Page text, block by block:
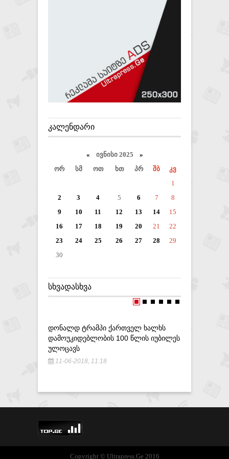
ᲙᲐᲚᲔᲜᲓᲐᲠᲘ
« ივნისი 2025 »
ორ
სმ ოთ ხთ პრ შბ
კვ
1
2
3 4 5 6 7
8
9
10 11 12 13 14
15
16
17 18 19 20 21
22
23
24 25 26 27 28
29
30
ᲡᲮᲕᲐᲓᲐᲡᲮᲕᲐ
ᲓᲝᲜᲐᲚᲓ ᲢᲠᲐᲛᲞᲘ ᲥᲐᲠᲗᲕᲔᲚ ᲮᲐᲚᲮᲡ
ᲓᲐᲛᲝᲣᲙᲘᲓᲔᲑᲚᲝᲑᲘᲡ 100 ᲬᲚᲘᲡ ᲘᲣᲑᲘᲚᲔᲡ
ᲣᲚᲝᲪᲐᲕᲡ
11-06-2018, 11:18
Copyright © Ultrapress.Ge 2016